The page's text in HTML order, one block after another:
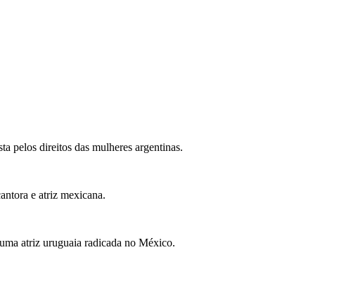
pelos direitos das mulheres argentinas.
e atriz mexicana.
atriz uruguaia radicada no México.